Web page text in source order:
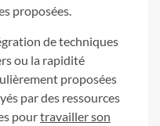
proposées.
de techniques
ou la rapidité
proposées
par des ressources
pourtravailler son